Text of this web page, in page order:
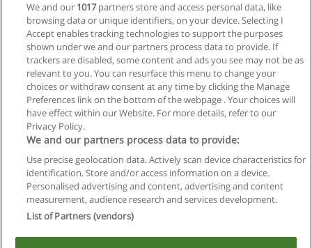
Regras de uso
Privacidade de dados
Entrar em contato com Educaedu
Copyright © Educaedu Business S.L. - CIF : B-95610580: -
We and our 1017partners store and access personal data, like
browsing data or unique identifiers, on your device. Selecting I
Accept enables tracking technologies to support the purposes
shown under we and our partners process data to provide. If
trackers are disabled, some content and ads you see may not be as
relevant to you. You can resurface this menu to change your
choices or withdraw consent at any time by clicking the Manage
Preferences link on the bottom of the webpage . Your choices will
have effect within our Website. For more details, refer to our
Privacy Policy.
We and our partners process data to provide:
Use precise geolocation data. Actively scan device characteristics for
identification. Store and/or access information on a device.
Personalised advertising and content, advertising and content
measurement, audience research and services development.
List of Partners (vendors)